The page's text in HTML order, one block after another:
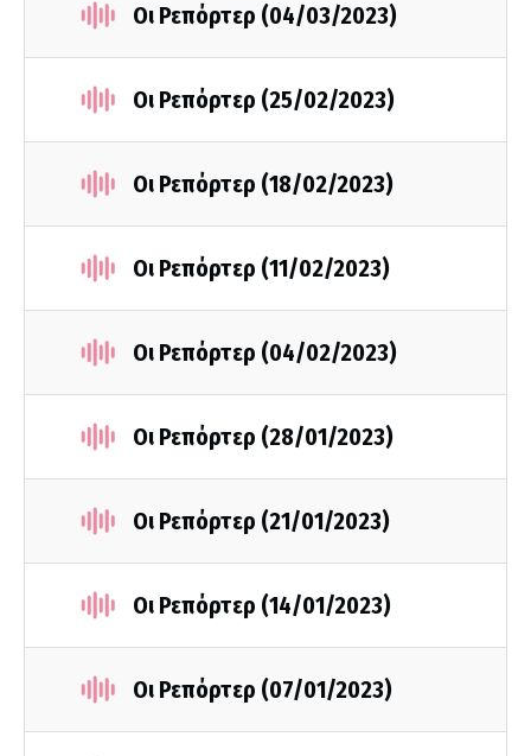
Οι Ρεπόρτερ (04/03/2023)
Οι Ρεπόρτερ (25/02/2023)
Οι Ρεπόρτερ (18/02/2023)
Οι Ρεπόρτερ (11/02/2023)
Οι Ρεπόρτερ (04/02/2023)
Οι Ρεπόρτερ (28/01/2023)
Οι Ρεπόρτερ (21/01/2023)
Οι Ρεπόρτερ (14/01/2023)
Οι Ρεπόρτερ (07/01/2023)